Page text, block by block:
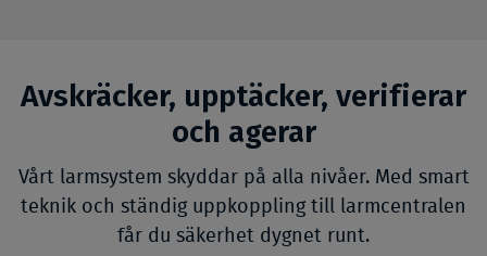
Avskräcker, upptäcker, verifierar
och agerar
Vårt larmsystem skyddar på alla nivåer. Med smart
teknik och ständig uppkoppling till larmcentralen
får du säkerhet dygnet runt.